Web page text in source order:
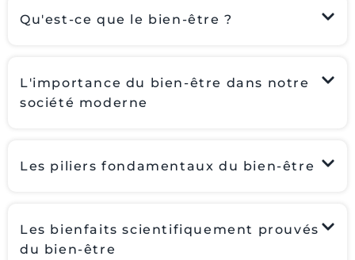
Qu'est-ce que le bien-être ?
L'importance du bien-être dans notre
société moderne
Les piliers fondamentaux du bien-être
Les bienfaits scientifiquement prouvés
du bien-être